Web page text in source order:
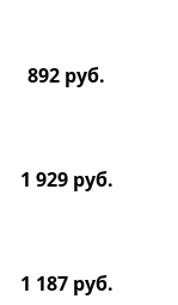
892 руб.
1 929 руб.
1 187 руб.